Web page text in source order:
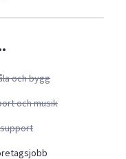
och bygg
och musik